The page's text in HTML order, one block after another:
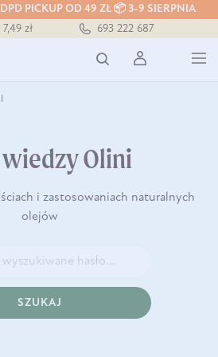
PICKUP OD 49 ZŁ 📦 3-9 SIERPNIA
zł
693 222 687
wiedzy Olini
i zastosowaniach naturalnych
olejów
SZUKAJ